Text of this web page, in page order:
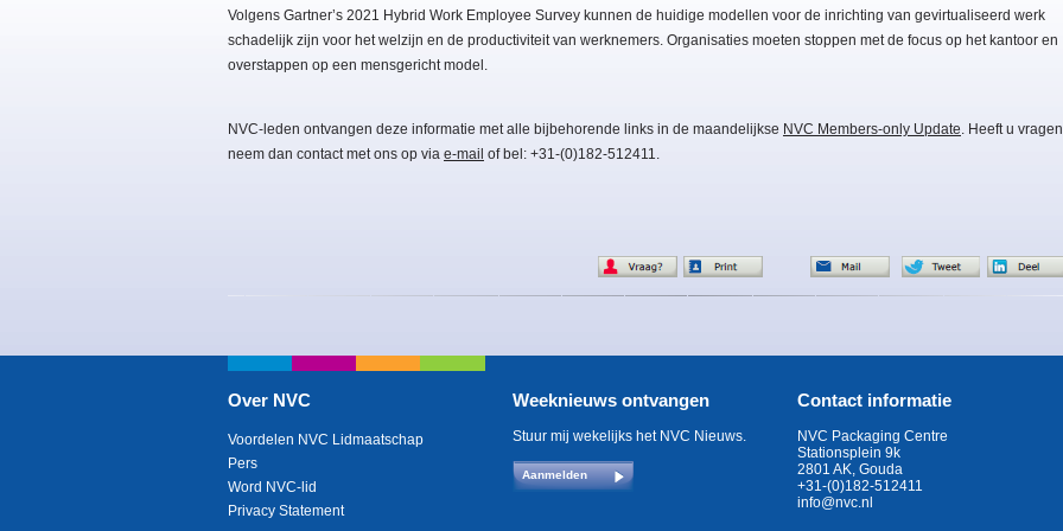
Volgens Gartner’s 2021 Hybrid Work Employee Survey kunnen de huidige modellen voor de inrichting van gevirtualiseerd werk
schadelijk zijn voor het welzijn en de productiviteit van werknemers. Organisaties moeten stoppen met de focus op het kantoor en
overstappen op een mensgericht model.
NVC-leden ontvangen deze informatie met alle bijbehorende links in de maandelijkse NVC Members-only Update. Heeft u
neem dan contact met ons op via e-mail of bel: +31-(0)182-512411.
Over NVC
Voordelen NVC Lidmaatschap
Pers
Word NVC-lid
Privacy Statement
Weeknieuws ontvangen
Stuur mij wekelijks het NVC Nieuws.
Aanmelden
Contact informatie
NVC Packaging Centre
Stationsplein 9k
2801 AK, Gouda
+31-(0)182-512411
info@nvc.nl